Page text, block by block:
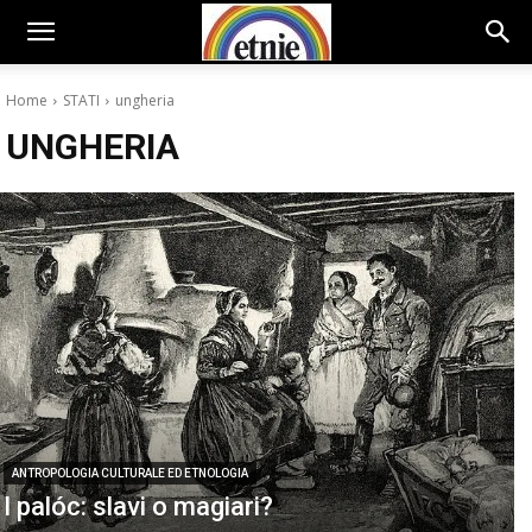
Home STATI ungheria
UNGHERIA
ANTROPOLOGIA CULTURALE ED ETNOLOGIA
I palóc: slavi o magiari?